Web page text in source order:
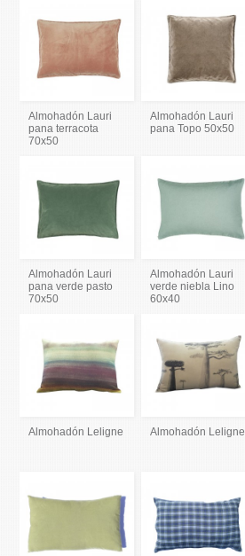
Almohadón Lauri
pana terracota
70x50
Almohadón Lauri
pana Topo 50x50
Almohadón Lauri
pana verde pasto
70x50
Almohadón Lauri
verde niebla Lino
60x40
Almohadón Leligne Almohadón Leligne